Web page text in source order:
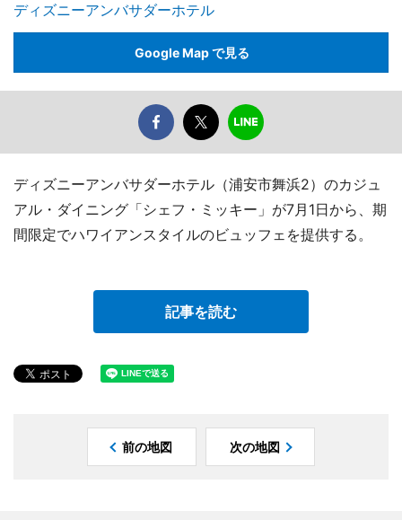
ディズニーアンバサダーホテル
Google Map で見る
ディズニーアンバサダーホテル（浦安市舞浜2）のカジュ
アル・ダイニング「シェフ・ミッキー」が7月1日から、期
間限定でハワイアンスタイルのビュッフェを提供する。
記事を読む
前の地図 次の地図